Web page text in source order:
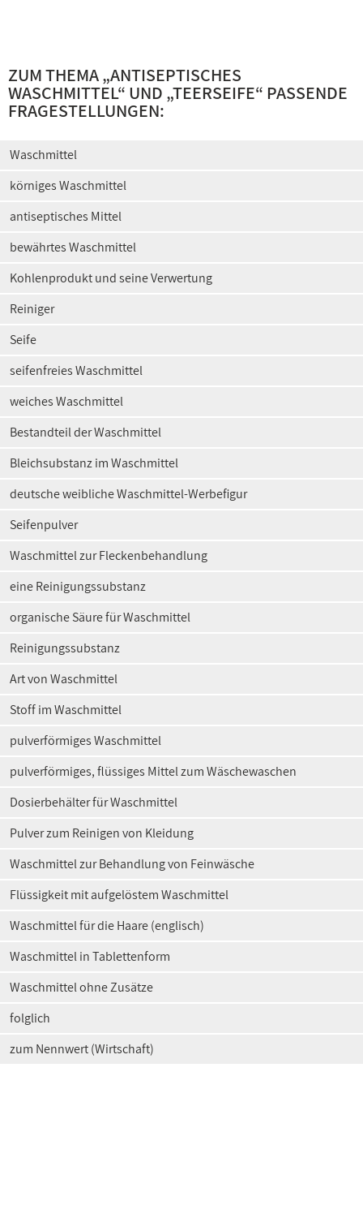
ZUM THEMA „ANTISEPTISCHES
WASCHMITTEL“ UND „TEERSEIFE“ PASSENDE
FRAGESTELLUNGEN:
Waschmittel
körniges Waschmittel
antiseptisches Mittel
bewährtes Waschmittel
Kohlenprodukt und seine Verwertung
Reiniger
Seife
seifenfreies Waschmittel
weiches Waschmittel
Bestandteil der Waschmittel
Bleichsubstanz im Waschmittel
deutsche weibliche Waschmittel-Werbefigur
Seifenpulver
Waschmittel zur Fleckenbehandlung
eine Reinigungssubstanz
organische Säure für Waschmittel
Reinigungssubstanz
Art von Waschmittel
Stoff im Waschmittel
pulverförmiges Waschmittel
pulverförmiges, flüssiges Mittel zum Wäschewaschen
Dosierbehälter für Waschmittel
Pulver zum Reinigen von Kleidung
Waschmittel zur Behandlung von Feinwäsche
Flüssigkeit mit aufgelöstem Waschmittel
Waschmittel für die Haare (englisch)
Waschmittel in Tablettenform
Waschmittel ohne Zusätze
folglich
zum Nennwert (Wirtschaft)